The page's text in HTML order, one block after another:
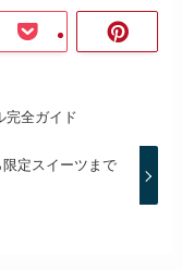
完全ガイド
定スイーツまで